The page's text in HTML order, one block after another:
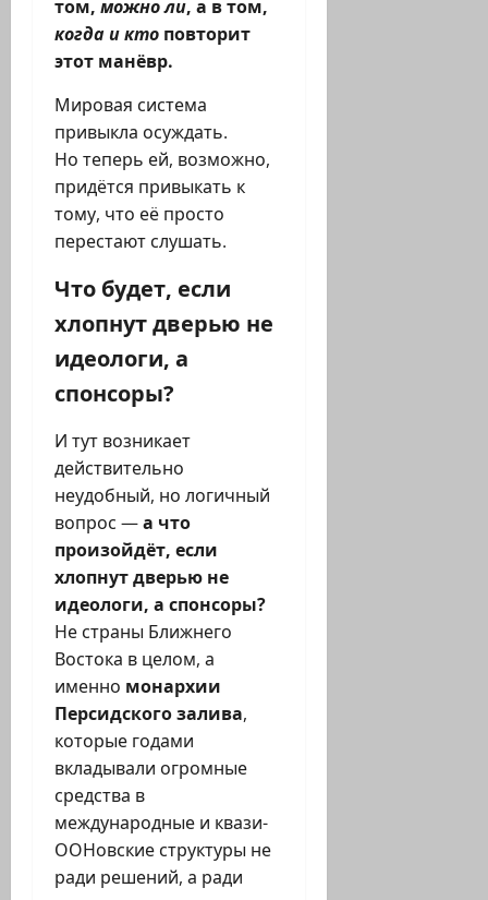
том, можно ли, а в том,
когда и кто повторит
этот манёвр.
Мировая система
привыкла осуждать.
Но теперь ей, возможно,
придётся привыкать к
тому, что её просто
перестают слушать.
Что будет, если
хлопнут дверью не
идеологи, а
спонсоры?
И тут возникает
действительно
неудобный, но логичный
вопрос —а что
произойдёт, если
хлопнут дверью не
идеологи, а спонсоры?
Не страны Ближнего
Востока в целом, а
именно монархии
Персидского залива,
которые годами
вкладывали огромные
средства в
международные и квази-
ООНовские структуры не
ради решений, а ради